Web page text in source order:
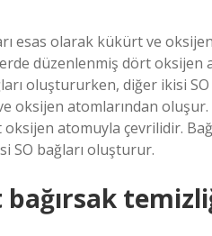
esas olarak kükürt ve
düzenlenmiş dört oksijen
oluştururken, diğer ikisi
oksijen atomlarından
atomuyla çevrilidir.
SO bağları oluşturur.